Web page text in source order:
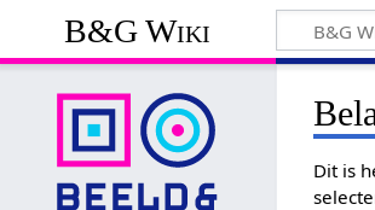
B&G Wiki
Dit is